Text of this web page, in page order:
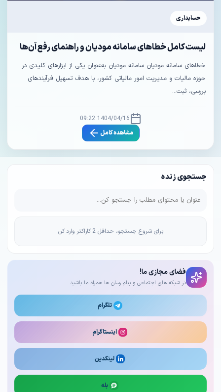
جستجوی زنده
برای شروع جستجو، حداقل 2 کاراکتر وارد کن
فضای مجازی ما!
در شبکه های اجتماعی و پیام رسان ها همراه ما باشید
تلگرام
اینستاگرام
لینکدین
بله
حسابداری
لیست کامل خطاهای سامانه مودیان و راهنمای رفع آن‌ها
خطاهای سامانه مودیان سامانه مودیان به‌عنوان یکی از ابزارهای کلیدی در
حوزه مالیات و مدیریت امور مالیاتی کشور، با هدف تسهیل فرآیندهای
بررسی، ثبت...
1404/04/16 09:22
مشاهده کامل